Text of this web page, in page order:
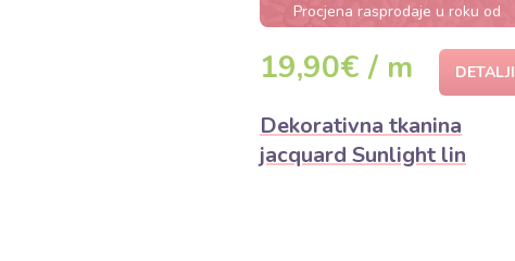
Procjena rasprodaje u roku od
nekoliko sati
19,90€ / m DETALJI
Dekorativna tkanina
jacquard Sunlight lin